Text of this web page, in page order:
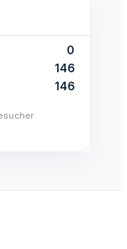
0
146
146